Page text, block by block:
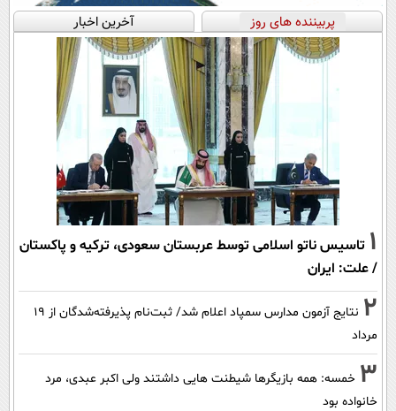
پربیننده های روز آخرین اخبار
1 تاسیس ناتو اسلامی توسط عربستان سعودی، ترکیه و پاکستان
/ علت: ایران
2
نتایج آزمون مدارس سمپاد اعلام شد/ ثبت‌نام پذیرفته‌شدگان از ۱۹
مرداد
3 خمسه: همه بازیگرها شیطنت هایی داشتند ولی اکبر عبدی، مرد
خانواده بود